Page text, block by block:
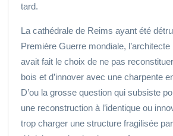
tard.
La cathédrale de Reims ayant été
Première Guerre mondiale,
avait fait le choix de ne pas
bois et d’innover avec une charpente
D’ou la grosse question qui subsiste
une reconstruction à l’identique ou
trop charger une structure fragilisée